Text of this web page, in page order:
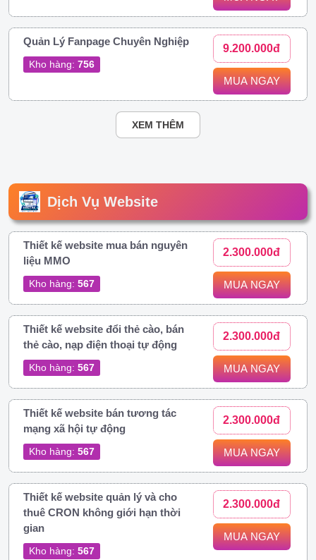
Quản Lý Fanpage Chuyên Nghiệp
Kho hàng: 756
9.200.000đ
MUA NGAY
XEM THÊM
Dịch Vụ Website
Thiết kế website mua bán nguyên
liệu MMO
Kho hàng: 567
2.300.000đ
MUA NGAY
Thiết kế website đổi thẻ cào, bán
thẻ cào, nạp điện thoại tự động
Kho hàng: 567
2.300.000đ
MUA NGAY
Thiết kế website bán tương tác
mạng xã hội tự động
Kho hàng: 567
2.300.000đ
MUA NGAY
Thiết kế website quản lý và cho
thuê CRON không giới hạn thời
gian
Kho hàng: 567
2.300.000đ
MUA NGAY